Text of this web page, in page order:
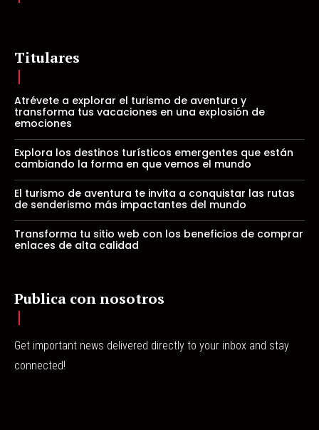
Titulares
Atrévete a explorar el turismo de aventura y
transforma tus vacaciones en una explosión de
emociones
Explora los destinos turísticos emergentes que están
cambiando la forma en que vemos el mundo
El turismo de aventura te invita a conquistar las rutas
de senderismo más impactantes del mundo
Transforma tu sitio web con los beneficios de comprar
enlaces de alta calidad
Publica con nosotros
Get important news delivered directly to your inbox and stay
connected!